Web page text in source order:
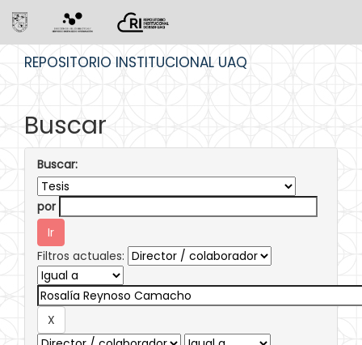
REPOSITORIO INSTITUCIONAL UAQ
Buscar
Buscar:
por
Filtros actuales: